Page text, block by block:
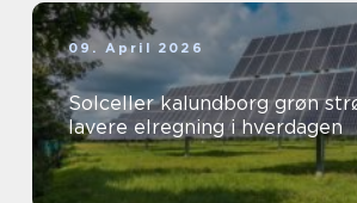
09. April 2026
Solceller kalundborg grøn strøm og
lavere elregning i hverdagen